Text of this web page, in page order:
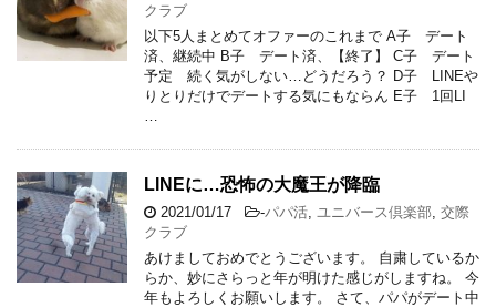
クラブ
以下5人まとめてオファーのこれまで A子 デート
済、継続中 B子 デート済、【終了】 C子 デート
予定 続く気がしない…どうだろう？ D子 LINEや
りとりだけでデートする気にもならん E子 1回LI
LINEに…恐怖の大魔王が降臨
2021/01/17 -パパ活 ユニバース倶楽部 交際
クラブ
あけましておめでとうございます。 自粛しているか
らか、妙にさらっと年が明けた感じがしますね。 今
年もよろしくお願いします。 さて、パパがデート中